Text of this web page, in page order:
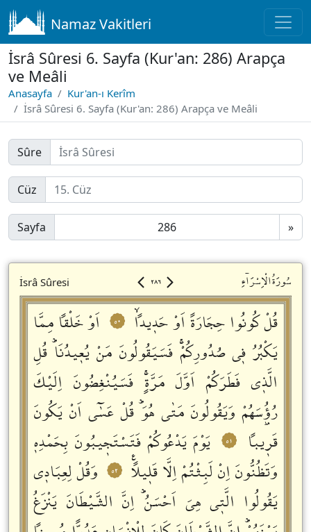
Namaz Vakitleri
İsrâ Sûresi 6. Sayfa (Kur'an: 286) Arapça
ve Meâli
Anasayfa
Kur'an-ı Kerîm
İsrâ Sûresi 6. Sayfa (Kur'an: 286) Arapça ve Meâli
Sûre
Cüz
Sayfa »
İsrâ Sûresi ٢٨٦ سُورَةُالْاِسْرَاۤءِ
قُلْ كُونُوا حِجَارَةً اَوْ حَدٖيداًۙ ٥٠
اَوْ خَلْقاً مِمَّا
يَكْبُرُ فٖي صُدُورِكُمْۚ فَسَيَقُولُونَ مَنْ يُعٖيدُنَاؕ قُلِ
الَّذٖي فَطَرَكُمْ اَوَّلَ مَرَّةٍۚ فَسَيُنْغِضُونَ اِلَيْكَ
رُؤُ۫سَهُمْ وَيَقُولُونَ مَتٰى هُوَؕ قُلْ عَسٰٓى اَنْ يَكُونَ
قَرٖيباً
٥١
يَوْمَ يَدْعُوكُمْ فَتَسْتَجٖيبُونَ بِحَمْدِهٖ
وَتَظُنُّونَ اِنْ لَبِثْتُمْ اِلَّا قَلٖيلاًࣖ
٥٢
وَقُلْ لِعِبَادٖي
يَقُولُوا الَّتٖي هِيَ اَحْسَنُؕ اِنَّ الشَّيْطَانَ يَنْزَغُ